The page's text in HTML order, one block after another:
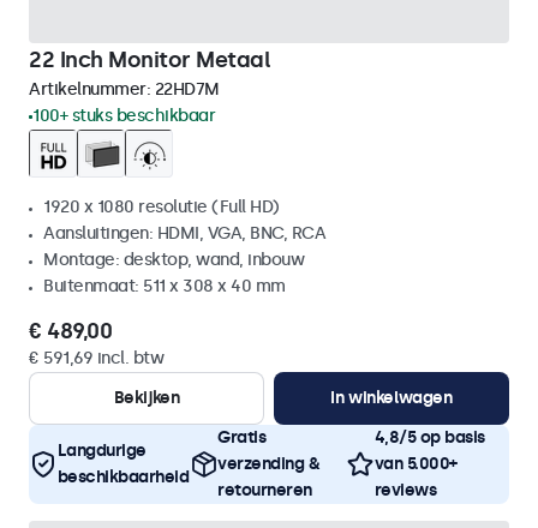
22 Inch Monitor Metaal
Artikelnummer: 22HD7M
100+ stuks beschikbaar
1920 x 1080 resolutie (Full HD)
Aansluitingen: HDMI, VGA, BNC, RCA
Montage: desktop, wand, inbouw
Buitenmaat: 511 x 308 x 40 mm
€ 489,00
€ 591,69 incl. btw
Bekijken
In winkelwagen
Langdurige
beschikbaarheid
Gratis
verzending &
retourneren
4,8/5 op basis
van 5.000+
reviews